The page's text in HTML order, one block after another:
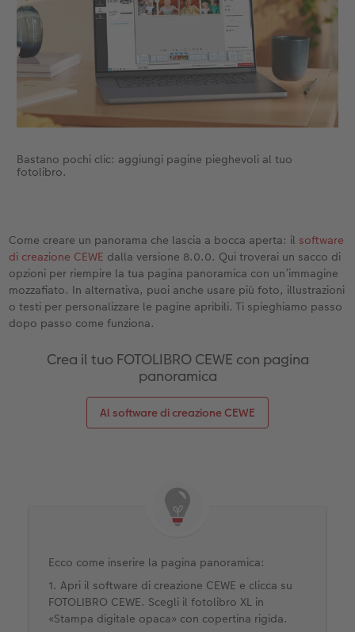
Accessori
Bastano pochi clic: aggiungi pagine pieghevoli al tuo
fotolibro.
Come creare un panorama che lascia a bocca aperta: il software
di creazione CEWE dalla versione 8.0.0. Qui troverai un sacco di
opzioni per riempire la tua pagina panoramica con un’immagine
mozzafiato. In alternativa, puoi anche usare più foto, illustrazioni
o testi per personalizzare le pagine apribili. Ti spieghiamo passo
dopo passo come funziona.
Crea il tuo FOTOLIBRO CEWE con pagina
panoramica
Al software di creazione CEWE
Ecco come inserire la pagina panoramica:
1. Apri il software di creazione CEWE e clicca su
FOTOLIBRO CEWE. Scegli il fotolibro XL in
«Stampa digitale opaca» con copertina rigida.